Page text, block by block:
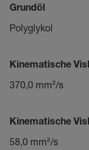
Grundöl
Polyglykol
Kinematische
370,0 mm²/s
Kinematische
58,0 mm²/s